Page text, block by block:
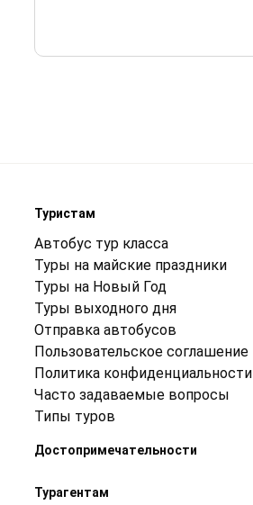
Туристам
Автобус тур класса
Туры на майские праздники
Туры на Новый Год
Туры выходного дня
Отправка автобусов
Пользовательское соглашение
Политика конфиденциальности
Часто задаваемые вопросы
Типы туров
Достопримечательности
Турагентам